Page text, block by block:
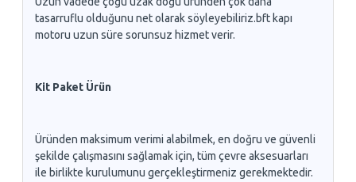
tasarruflu olduğunu net olarak söyleyebiliriz.bft kapı
motoru uzun süre sorunsuz hizmet verir.
Kit Paket Ürün
Üründen maksimum verimi alabilmek, en doğru ve güvenli
şekilde çalışmasını sağlamak için, tüm çevre aksesuarları
ile birlikte kurulumunu gerçekleştirmeniz gerekmektedir.